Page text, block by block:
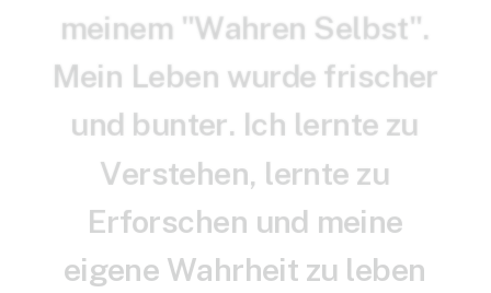
meinem "Wahren Selbst".
Mein Leben wurde frischer
und bunter. Ich lernte zu
Verstehen, lernte zu
Erforschen und meine
eigene Wahrheit zu leben